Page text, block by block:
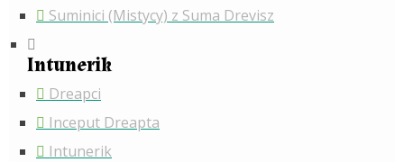
Suminici (Mistycy) z Suma Drevisz
Intunerik
Dreapci
Inceput Dreapta
Intunerik